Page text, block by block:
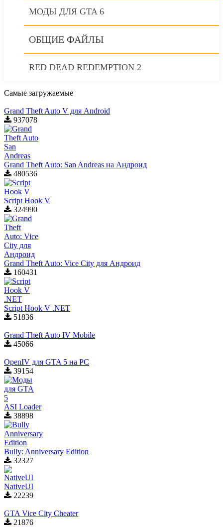
МОДЫ ДЛЯ GTA 6
ОБЩИЕ ФАЙЛЫ
RED DEAD REDEMPTION 2
Самые загружаемые
Grand Theft Auto V для Android
937078
Grand Theft Auto: San Andreas на Андроид
480536
Script Hook V
324990
Grand Theft Auto: Vice City для Aндроид
160431
Script Hook V .NET
51836
Grand Theft Auto IV Mobile
45066
OpenIV для GTA 5 на PC
39154
ASI Loader
38898
Bully: Anniversary Edition
32327
NativeUI
22239
GTA Vice City Cheater
21876